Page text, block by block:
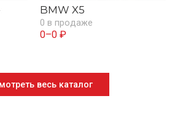
BMW X5
0 в продаже
0–0 ₽
весь каталог